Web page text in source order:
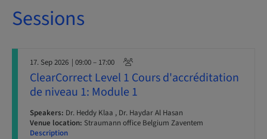
Sessions
17. Sep 2026 | 09:00 – 17:00
ClearCorrect Level 1 Cours d'accréditation
de niveau 1: Module 1
Speakers: Dr. Heddy Klaa , Dr. Haydar Al Hasan
Venue location: Straumann office Belgium Zaventem
Description